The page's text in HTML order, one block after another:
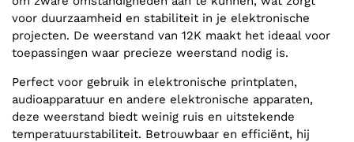
voor duurzaamheid en stabiliteit in je elektronische
projecten. De weerstand van 12K maakt het ideaal voor
toepassingen waar precieze weerstand nodig is.
Perfect voor gebruik in elektronische printplaten,
audioapparatuur en andere elektronische apparaten,
deze weerstand biedt weinig ruis en uitstekende
temperatuurstabiliteit. Betrouwbaar en efficiënt, hij